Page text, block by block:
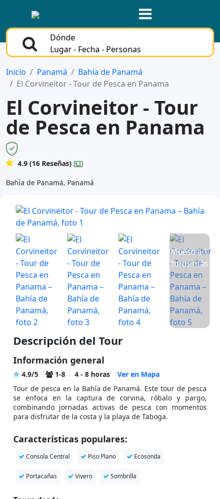
Dónde
Lugar - Fecha - Personas
Inicio Panamá
Bahía de Panamá
El Corvineitor - Tour de Pesca en Panama
El Corvineitor - Tour
de Pesca en Panama
4.9 (16 Reseñas)
Bahía de Panamá, Panamá
Muestra 1
fotos más
Descripción del Tour
Información general
4.9/5 1-8 4 - 8 horas
Ver en Mapa
Tour de pesca en la Bahía de Panamá. Este tour de pesca
se enfoca en la captura de corvina, róbalo y pargo,
combinando jornadas activas de pesca con momentos
para disfrutar de la costa y la playa de Taboga.
Características populares:
Consola Central Piso Plano Ecosonda
Portacañas Vivero Sombrilla